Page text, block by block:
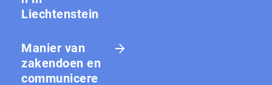
Liechtenstein
Manier van
zakendoen en
communicere